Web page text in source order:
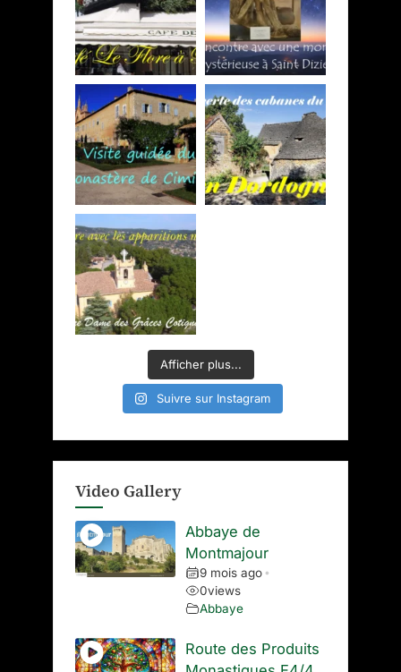
Afficher plus...
Suivre sur Instagram
Video Gallery
Abbaye de
Montmajour
9 mois ago •
0views
Abbaye
Route des Produits